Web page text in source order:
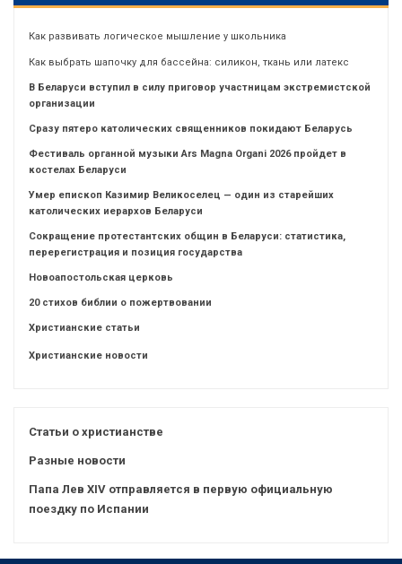
Как развивать логическое мышление у школьника
Как выбрать шапочку для бассейна: силикон, ткань или латекс
В Беларуси вступил в силу приговор участницам экстремистской
организации
Сразу пятеро католических священников покидают Беларусь
Фестиваль органной музыки Ars Magna Organi 2026 пройдет в
костелах Беларуси
Умер епископ Казимир Великоселец — один из старейших
католических иерархов Беларуси
Сокращение протестантских общин в Беларуси: статистика,
перерегистрация и позиция государства
Новоапостольская церковь
20 стихов библии о пожертвовании
Христианские статьи
Христианские новости
Статьи о христианстве
Разные новости
Папа Лев XIV отправляется в первую официальную
поездку по Испании